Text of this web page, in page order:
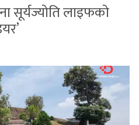
सूर्यज्योति लाइफको